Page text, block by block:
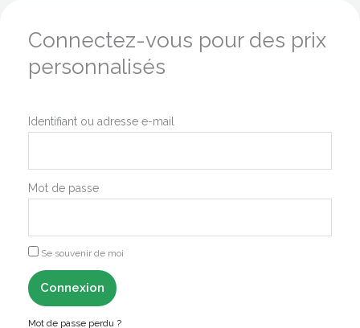
dansConnectez-vous pour des prix
personnalisés
Identifiant ou adresse e-mail
Mot de passe
Se souvenir de moi
Connexion
Mot de passe perdu ?